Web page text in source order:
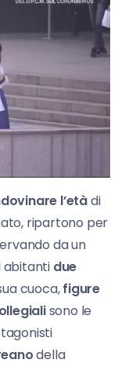
l’etàdi
ripartono per
da un
abitanti due
cuoca,figure
sono le
della